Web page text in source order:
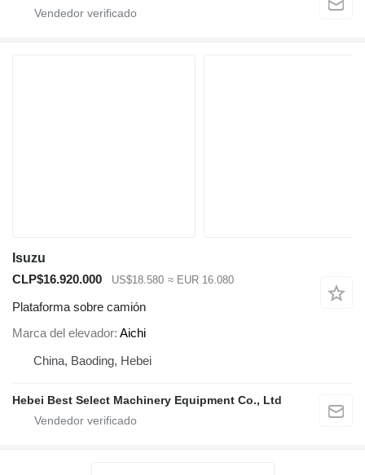
Isuzu
CLP$16.920.000
US$18.580 ≈ EUR 16.080
Plataforma sobre camión
Marca del elevador Aichi
China, Baoding, Hebei
Hebei Best Select Machinery Equipment Co., Ltd